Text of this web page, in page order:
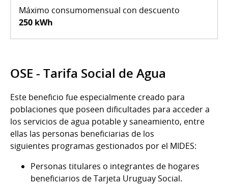
250 kWh
OSE - Tarifa Social de Agua
Este beneficio fue especialmente creado para
poblaciones que poseen dificultades para acceder a
los servicios de agua potable y saneamiento, entre
ellas las personas beneficiarias de los
siguientes programas gestionados por el MIDES:
Personas titulares o integrantes de hogares
beneficiarios de Tarjeta Uruguay Social.